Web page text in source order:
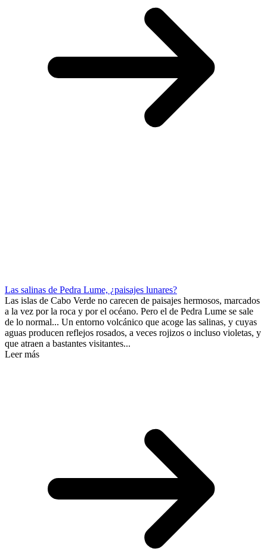
Las salinas de Pedra Lume, ¿paisajes lunares?
Las islas de Cabo Verde no carecen de paisajes hermosos, marcados
a la vez por la roca y por el océano. Pero el de Pedra Lume se sale
de lo normal... Un entorno volcánico que acoge las salinas, y cuyas
aguas producen reflejos rosados, a veces rojizos o incluso violetas, y
que atraen a bastantes visitantes...
Leer más